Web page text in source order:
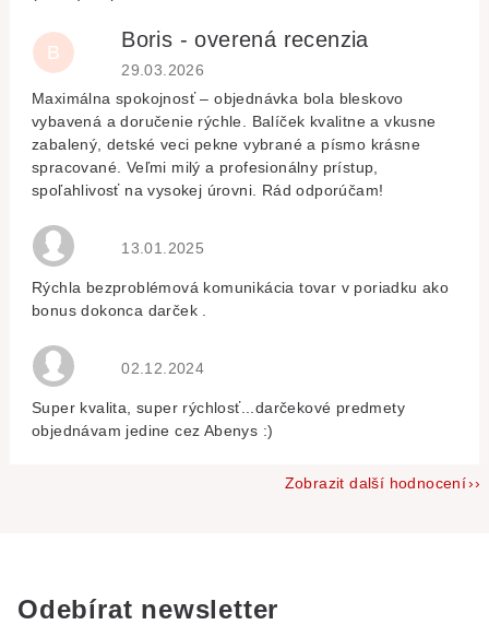
B
Boris - overená recenzia
Hodnocení obchodu je 5 z 5 hvězdiček.
29.03.2026
Maximálna spokojnosť – objednávka bola bleskovo
vybavená a doručenie rýchle. Balíček kvalitne a vkusne
zabalený, detské veci pekne vybrané a písmo krásne
spracované. Veľmi milý a profesionálny prístup,
spoľahlivosť na vysokej úrovni. Rád odporúčam!
Hodnocení obchodu je 5 z 5 hvězdiček.
13.01.2025
Rýchla bezproblémová komunikácia tovar v poriadku ako
bonus dokonca darček .
Hodnocení obchodu je 5 z 5 hvězdiček.
02.12.2024
Super kvalita, super rýchlosť...darčekové predmety
objednávam jedine cez Abenys :)
Zobrazit další hodnocení
Odebírat newsletter